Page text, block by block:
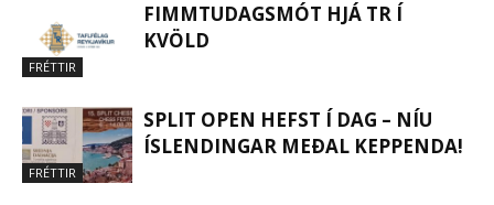
FRÉTTIR
FIMMTUDAGSMÓT HJÁ TR Í
KVÖLD
FRÉTTIR
SPLIT OPEN HEFST Í DAG – NÍU
ÍSLENDINGAR MEÐAL KEPPENDA!